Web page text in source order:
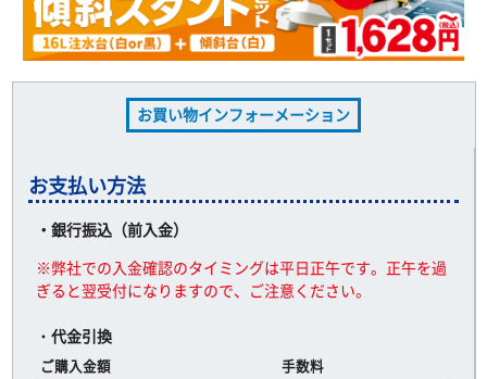
お買い物インフォーメーション
お支払い方法
・銀行振込（前入金）
※弊社での入金確認のタイミングは平日正午です。正午を過
ぎると翌受付になりますので、ご注意ください。
・ 代金引換
ご購入金額
手数料